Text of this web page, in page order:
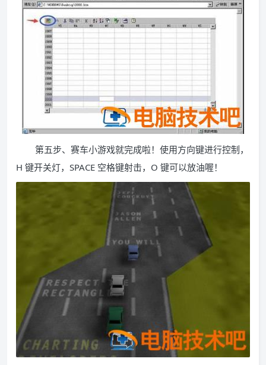
第五步、赛车小游戏就完成啦！使用方向键进行控制，
H 键开关灯，SPACE 空格键射击，O 键可以放油喔！